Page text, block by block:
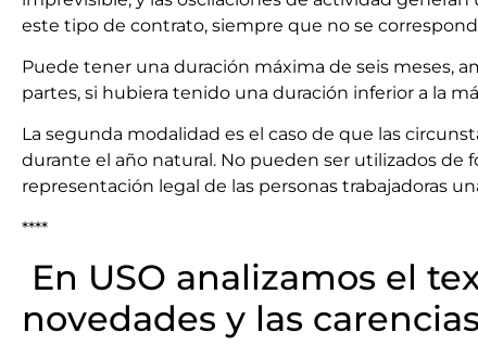
este tipo de contrato, siempre que no se
Puede tener una duración máxima de seis meses,
partes, si hubiera tenido una duración inferior a la
La segunda modalidad es el caso de que las
durante el año natural. No pueden ser utilizados de
representación legal de las personas trabajadoras
****
En USO analizamos el
novedades y las carencias